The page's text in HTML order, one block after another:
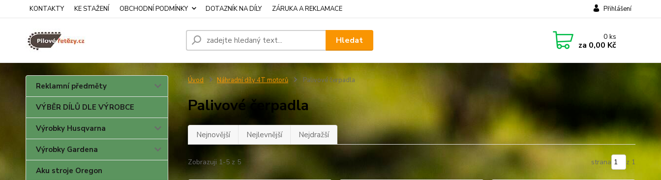
KONTAKTY KE STAŽENÍ OBCHODNÍ PODMÍNKY DOTAZNÍK NA DÍLY ZÁRUKA A REKLAMACE Přihlášení
Hledat 0ks
za 0,00 Kč
Reklamní předměty
VÝBĚR DÍLŮ DLE VÝROBCE
Výrobky Husqvarna
Výrobky Gardena
Aku stroje Oregon
Úvod Náhradní díly 4T motorů Palivové čerpadla
Palivové čerpadla
Nejnovější Nejlevnější Nejdražší
Zobrazuji 1-5 z 5 strana z 1